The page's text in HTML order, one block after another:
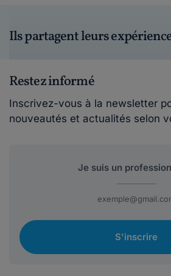
Ils partagent leurs
Restez informé
Inscrivez-vous à la newsletter
nouveautés et actualités selon
S'inscrire